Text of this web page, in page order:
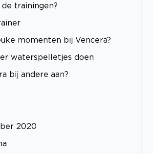
trainingen?
momenten bij Vencera?
waterspelletjes doen
bij andere aan?
2020